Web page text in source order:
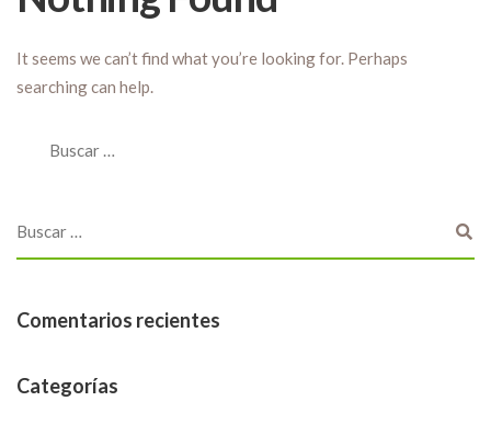
It seems we can’t find what you’re looking for. Perhaps
searching can help.
Comentarios recientes
Categorías